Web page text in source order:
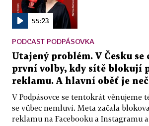
55:23
PODCAST PODPÁSOVKA
Utajený problém. V Česku se
první volby, kdy sítě blokují
reklamu. A hlavní oběť je
V Podpásovce se tentokrát věnujeme
se vůbec nemluví. Meta začala
reklamu na Facebooku a Instagramu